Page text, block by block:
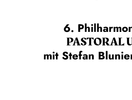
6.
PASTORAL
mit Stefan